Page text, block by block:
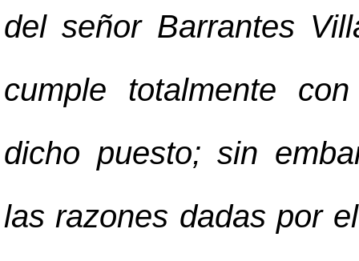
del señor Barrantes
cumple totalmente
dicho puesto; sin
las razones dadas por